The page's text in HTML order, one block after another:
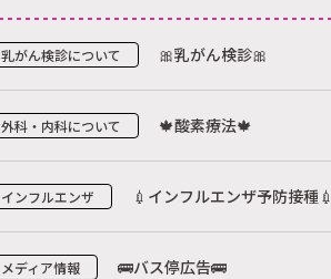
乳がん検診について 🎀乳がん検診🎀
外科・内科について 🍁酸素療法🍁
インフルエンザ 💉インフルエンザ予防接種💉
メディア情報 🚌バス停広告🚌